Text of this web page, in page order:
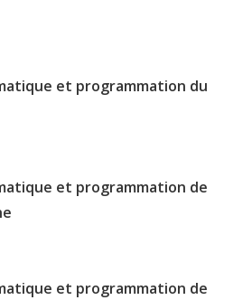
et programmation du
et programmation de
et programmation de